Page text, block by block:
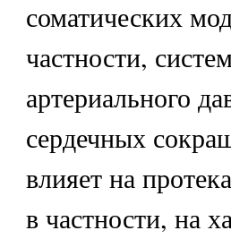
соматических
частности,
артериального
сердечных
влияет на
в частности, на